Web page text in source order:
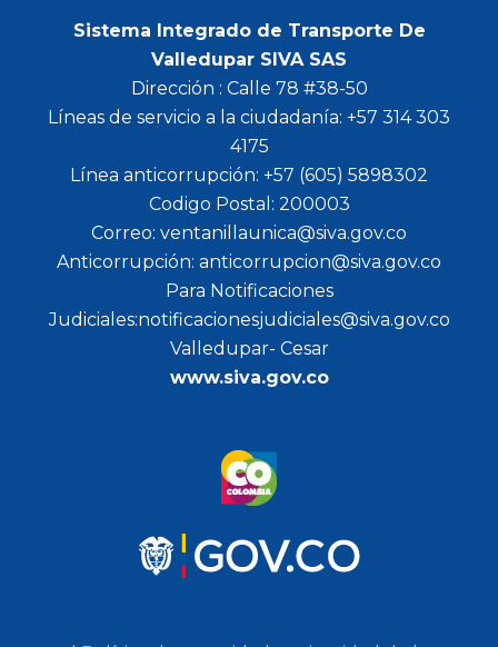
Sistema Integrado de Transporte De
Valledupar SIVA SAS
Dirección : Calle 78 #38-50
Líneas de servicio a la ciudadanía: +57 314 303
4175
Línea anticorrupción: +57 (605) 5898302
Codigo Postal: 200003
Correo: ventanillaunica@siva.gov.co
Anticorrupción: anticorrupcion@siva.gov.co
Para Notificaciones
Judiciales:notificacionesjudiciales@siva.gov.co
Valledupar- Cesar
www.siva.gov.co